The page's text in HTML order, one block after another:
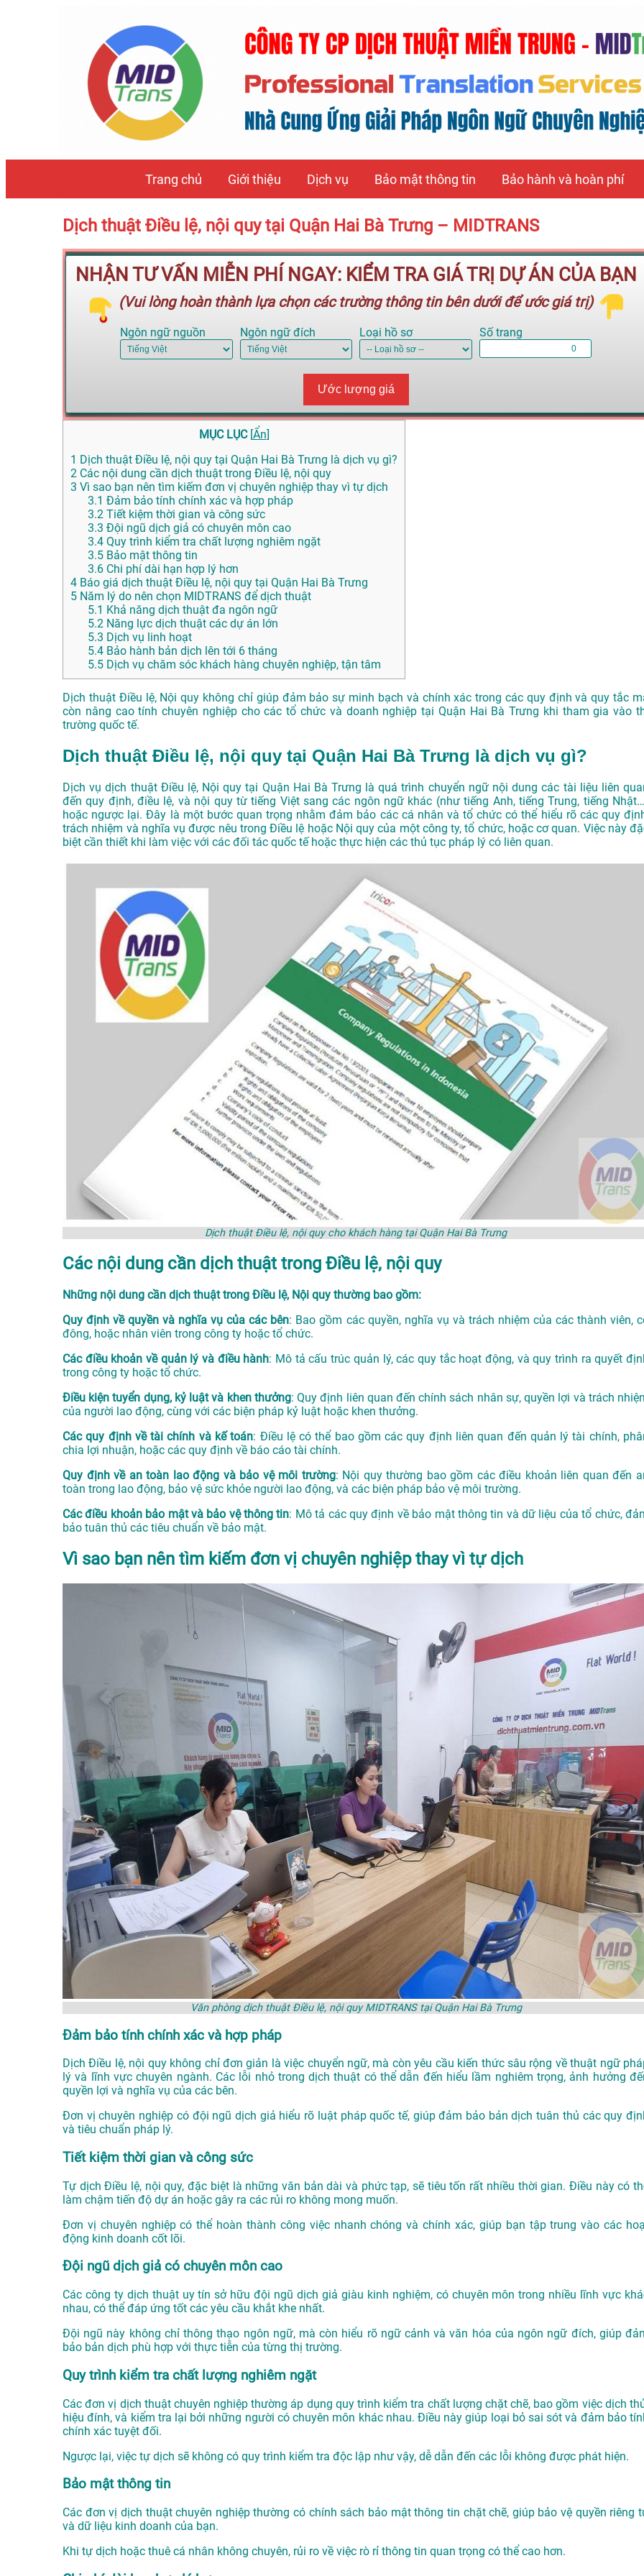
Trang chủ Giới thiệu Dịch vụ Bảo mật thông tin Bảo hành và hoàn phí
Dịch thuật Điều lệ, nội quy tại Quận Hai Bà Trưng – MIDTRANS
NHẬN TƯ VẤN MIỄN PHÍ NGAY: KIỂM TRA GIÁ TRỊ DỰ ÁN CỦA BẠN
(Vui lòng hoàn thành lựa chọn các trường thông tin bên dưới để ước giá trị)
Ngôn ngữ nguồn Ngôn ngữ đích Loại hồ sơ Số trang
Ước lượng giá
MỤC LỤC [Ẩn]
1 Dịch thuật Điều lệ, nội quy tại Quận Hai Bà Trưng là dịch vụ gì?
2 Các nội dung cần dịch thuật trong Điều lệ, nội quy
3 Vì sao bạn nên tìm kiếm đơn vị chuyên nghiệp thay vì tự dịch
3.1 Đảm bảo tính chính xác và hợp pháp
3.2 Tiết kiệm thời gian và công sức
3.3 Đội ngũ dịch giả có chuyên môn cao
3.4 Quy trình kiểm tra chất lượng nghiêm ngặt
3.5 Bảo mật thông tin
3.6 Chi phí dài hạn hợp lý hơn
4 Báo giá dịch thuật Điều lệ, nội quy tại Quận Hai Bà Trưng
5 Năm lý do nên chọn MIDTRANS để dịch thuật
5.1 Khả năng dịch thuật đa ngôn ngữ
5.2 Năng lực dịch thuật các dự án lớn
5.3 Dịch vụ linh hoạt
5.4 Bảo hành bản dịch lên tới 6 tháng
5.5 Dịch vụ chăm sóc khách hàng chuyên nghiệp, tận tâm
Dịch thuật Điều lệ, Nội quy không chỉ giúp đảm bảo sự minh bạch và chính xác trong các quy định và quy tắc
còn nâng cao tính chuyên nghiệp cho các tổ chức và doanh nghiệp tại Quận Hai Bà Trưng khi tham gia vào
trường quốc tế.
Dịch thuật Điều lệ, nội quy tại Quận Hai Bà Trưng là dịch vụ gì?
Dịch vụ dịch thuật Điều lệ, Nội quy tại Quận Hai Bà Trưng là quá trình chuyển ngữ nội dung các tài liệu liên
đến quy định, điều lệ, và nội quy từ tiếng Việt sang các ngôn ngữ khác (như tiếng Anh, tiếng Trung, tiếng
hoặc ngược lại. Đây là một bước quan trọng nhằm đảm bảo các cá nhân và tổ chức có thể hiểu rõ các quy
trách nhiệm và nghĩa vụ được nêu trong Điều lệ hoặc Nội quy của một công ty, tổ chức, hoặc cơ quan. Việc này
biệt cần thiết khi làm việc với các đối tác quốc tế hoặc thực hiện các thủ tục pháp lý có liên quan.
Dịch thuật Điều lệ, nội quy cho khách hàng tại Quận Hai Bà Trưng
Các nội dung cần dịch thuật trong Điều lệ, nội quy
Những nội dung cần dịch thuật trong Điều lệ, Nội quy thường bao gồm:
Quy định về quyền và nghĩa vụ của các bên: Bao gồm các quyền, nghĩa vụ và trách nhiệm của các thành viên,
đông, hoặc nhân viên trong công ty hoặc tổ chức.
Các điều khoản về quản lý và điều hành: Mô tả cấu trúc quản lý, các quy tắc hoạt động, và quy trình ra quyết
trong công ty hoặc tổ chức.
Điều kiện tuyển dụng, kỷ luật và khen thưởng: Quy định liên quan đến chính sách nhân sự, quyền lợi và trách
của người lao động, cùng với các biện pháp kỷ luật hoặc khen thưởng.
Các quy định về tài chính và kế toán: Điều lệ có thể bao gồm các quy định liên quan đến quản lý tài chính,
chia lợi nhuận, hoặc các quy định về báo cáo tài chính.
Quy định về an toàn lao động và bảo vệ môi trường: Nội quy thường bao gồm các điều khoản liên quan đến
toàn trong lao động, bảo vệ sức khỏe người lao động, và các biện pháp bảo vệ môi trường.
Các điều khoản bảo mật và bảo vệ thông tin: Mô tả các quy định về bảo mật thông tin và dữ liệu của tổ chức,
bảo tuân thủ các tiêu chuẩn về bảo mật.
Vì sao bạn nên tìm kiếm đơn vị chuyên nghiệp thay vì tự dịch
Văn phòng dịch thuật Điều lệ, nội quy MIDTRANS tại Quận Hai Bà Trưng
Đảm bảo tính chính xác và hợp pháp
Dịch Điều lệ, nội quy không chỉ đơn giản là việc chuyển ngữ, mà còn yêu cầu kiến thức sâu rộng về thuật ngữ
lý và lĩnh vực chuyên ngành. Các lỗi nhỏ trong dịch thuật có thể dẫn đến hiểu lầm nghiêm trọng, ảnh hưởng
quyền lợi và nghĩa vụ của các bên.
Đơn vị chuyên nghiệp có đội ngũ dịch giả hiểu rõ luật pháp quốc tế, giúp đảm bảo bản dịch tuân thủ các quy
và tiêu chuẩn pháp lý.
Tiết kiệm thời gian và công sức
Tự dịch Điều lệ, nội quy, đặc biệt là những văn bản dài và phức tạp, sẽ tiêu tốn rất nhiều thời gian. Điều này có
làm chậm tiến độ dự án hoặc gây ra các rủi ro không mong muốn.
Đơn vị chuyên nghiệp có thể hoàn thành công việc nhanh chóng và chính xác, giúp bạn tập trung vào các
động kinh doanh cốt lõi.
Đội ngũ dịch giả có chuyên môn cao
Các công ty dịch thuật uy tín sở hữu đội ngũ dịch giả giàu kinh nghiệm, có chuyên môn trong nhiều lĩnh vực
nhau, có thể đáp ứng tốt các yêu cầu khắt khe nhất.
Đội ngũ này không chỉ thông thạo ngôn ngữ, mà còn hiểu rõ ngữ cảnh và văn hóa của ngôn ngữ đích, giúp
bảo bản dịch phù hợp với thực tiễn của từng thị trường.
Quy trình kiểm tra chất lượng nghiêm ngặt
Các đơn vị dịch thuật chuyên nghiệp thường áp dụng quy trình kiểm tra chất lượng chặt chẽ, bao gồm việc dịch
hiệu đính, và kiểm tra lại bởi những người có chuyên môn khác nhau. Điều này giúp loại bỏ sai sót và đảm bảo
chính xác tuyệt đối.
Ngược lại, việc tự dịch sẽ không có quy trình kiểm tra độc lập như vậy, dễ dẫn đến các lỗi không được phát hiện.
Bảo mật thông tin
Các đơn vị dịch thuật chuyên nghiệp thường có chính sách bảo mật thông tin chặt chẽ, giúp bảo vệ quyền riêng
và dữ liệu kinh doanh của bạn.
Khi tự dịch hoặc thuê cá nhân không chuyên, rủi ro về việc rò rỉ thông tin quan trọng có thể cao hơn.